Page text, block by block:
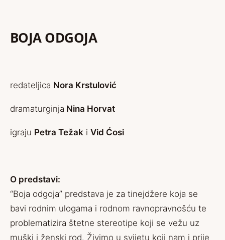
BOJA ODGOJA
redateljica Nora Krstulović
dramaturginja Nina Horvat
igraju Petra Težak i Vid Ćosi
O predstavi:
“Boja odgoja” predstava je za tinejdžere koja se
bavi rodnim ulogama i rodnom ravnopravnošću te
problematizira štetne stereotipe koji se vežu uz
muški i ženski rod. Živimo u svijetu koji nam i prije